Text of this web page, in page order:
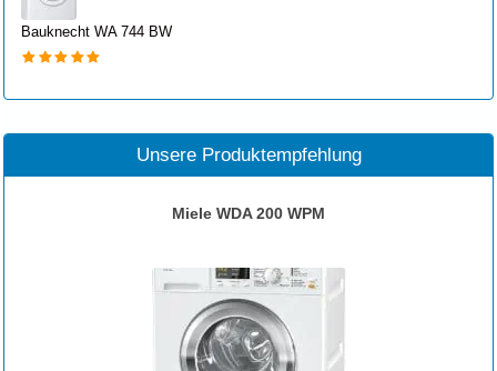
Bauknecht WA 744 BW
Unsere Produktempfehlung
Miele WDA 200 WPM